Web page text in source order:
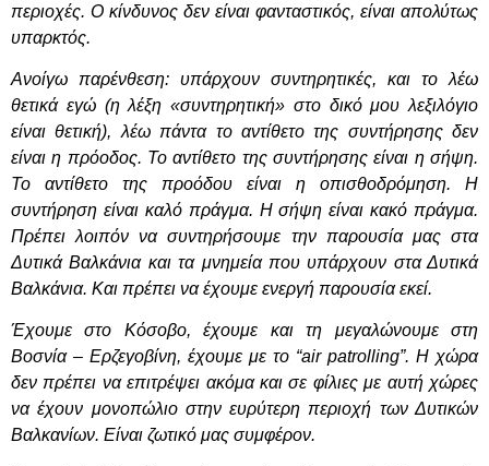
περιοχές. Ο κίνδυνος δεν είναι φανταστικός, είναι απολύτως
υπαρκτός.
Ανοίγω παρένθεση: υπάρχουν συντηρητικές, και το λέω
θετικά εγώ (η λέξη «συντηρητική» στο δικό μου λεξιλόγιο
είναι θετική), λέω πάντα το αντίθετο της συντήρησης δεν
είναι η πρόοδος. Το αντίθετο της συντήρησης είναι η σήψη.
Το αντίθετο της προόδου είναι η οπισθοδρόμηση. Η
συντήρηση είναι καλό πράγμα. Η σήψη είναι κακό πράγμα.
Πρέπει λοιπόν να συντηρήσουμε την παρουσία μας στα
Δυτικά Βαλκάνια και τα μνημεία που υπάρχουν στα Δυτικά
Βαλκάνια. Και πρέπει να έχουμε ενεργή παρουσία εκεί.
Έχουμε στο Κόσοβο, έχουμε και τη μεγαλώνουμε στη
Βοσνία – Ερζεγοβίνη, έχουμε με το “air patrolling”. Η χώρα
δεν πρέπει να επιτρέψει ακόμα και σε φίλιες με αυτή χώρες
να έχουν μονοπώλιο στην ευρύτερη περιοχή των Δυτικών
Βαλκανίων. Είναι ζωτικό μας συμφέρον.